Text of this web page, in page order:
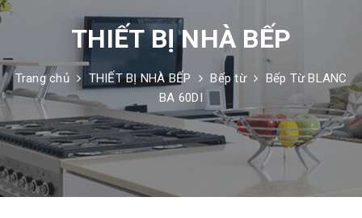
THIẾT BỊ NHÀ BẾP
Trang chủ THIẾT BỊ NHÀ BẾP Bếp từ
Bếp Từ BLANC
BA 60DI